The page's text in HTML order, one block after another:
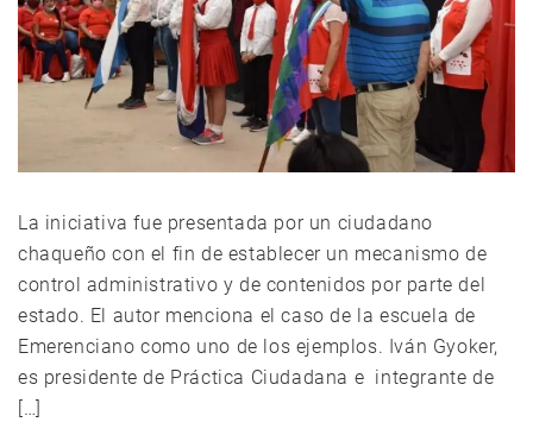
La iniciativa fue presentada por un ciudadano
chaqueño con el fin de establecer un mecanismo de
control administrativo y de contenidos por parte del
estado. El autor menciona el caso de la escuela de
Emerenciano como uno de los ejemplos. Iván Gyoker,
es presidente de Práctica Ciudadana e integrante de
[…]